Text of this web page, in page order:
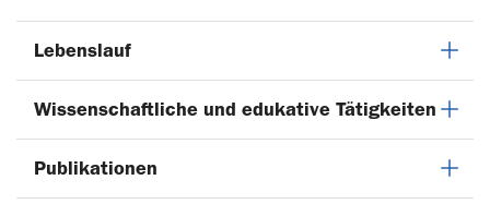
Lebenslauf
Wissenschaftliche und edukative Tätigkeiten
Publikationen